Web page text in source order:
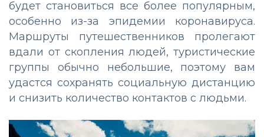
будет становиться все более популярным,
особенно из-за эпидемии коронавируса.
Маршруты путешественников пролегают
вдали от скопления людей, туристические
группы обычно небольшие, поэтому вам
удастся сохранять социальную дистанцию
и снизить количество контактов с людьми.